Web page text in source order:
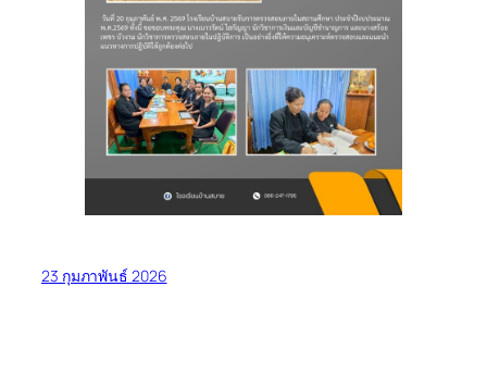
23 กุมภาพันธ์ 2026